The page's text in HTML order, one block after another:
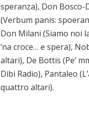
speranza), Don Bosco-
(Verbum panis:
Don Milani (Siamo noi
‘na croce… e spera),
altari), De Bottis (Pe’
Dibi Radio), Pantaleo
quattro altari).